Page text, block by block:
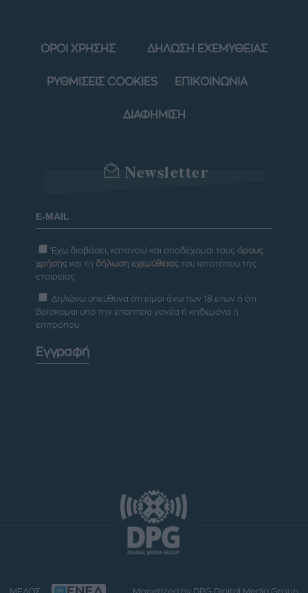
ΟΡΟΙ ΧΡΗΣΗΣ ΔΗΛΩΣΗ ΕΧΕΜΥΘΕΙΑΣ
ΡΥΘΜΙΣΕΙΣ COOKIES ΕΠΙΚΟΙΝΩΝΙΑ
ΔΙΑΦΗΜΙΣΗ
Newsletter
Έχω διαβάσει, κατανοώ και αποδέχομαι τους όρους
χρήσης και τη δήλωση εχεμύθειας του ιστοτόπου της
εταιρείας
Δηλώνω υπεύθυνα ότι είμαι άνω των 18 ετών ή ότι
βρίσκομαι υπό την εποπτεία γονέα ή κηδεμόνα ή
επιτρόπου
Εγγραφή
ΜΕΛΟΣ Monetized by DPG Digital Media Group